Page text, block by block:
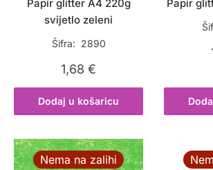
Papir glitter A4 220g
svijetlo zeleni
Šifra: 2890
1,68€
Dodaj u košaricu
Papir
Nema na zalihi